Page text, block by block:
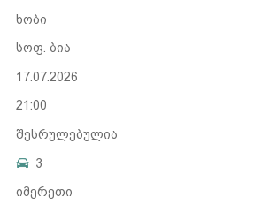
ხობი
სოფ. ბია
17.07.2026
21:00
შესრულებულია
3
იმერეთი